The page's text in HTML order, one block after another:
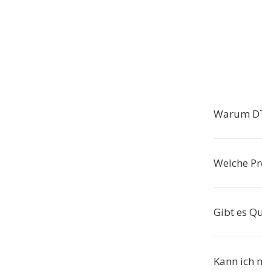
Warum
Welche
Gibt es
Kann ich